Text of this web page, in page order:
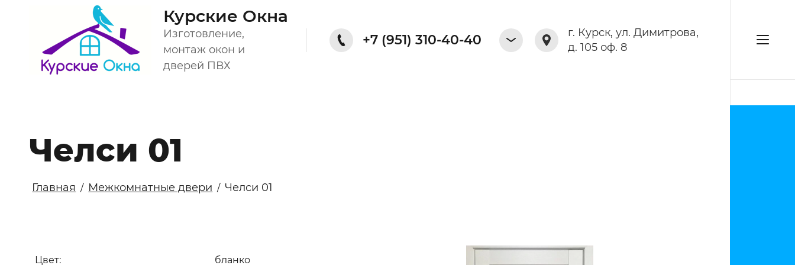
Курские Окна
Изготовление,
монтаж окон и
дверей ПВХ
+7 (951) 310-40-40
г. Курск, ул. Димитрова,
д. 105 оф. 8
Челси 01
Главная / Межкомнатные двери / Челси 01
Цвет: бланко